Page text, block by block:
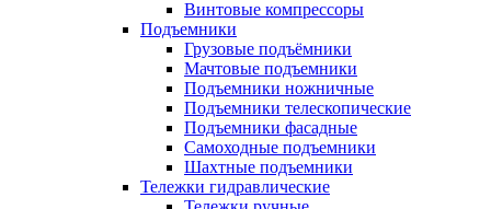
Винтовые компрессоры
Подъемники
Грузовые подъёмники
Мачтовые подъемники
Подъемники ножничные
Подъемники телескопические
Подъемники фасадные
Самоходные подъемники
Шахтные подъемники
Тележки гидравлические